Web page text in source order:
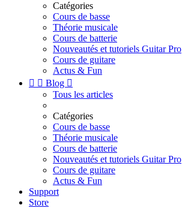
Catégories
Cours de basse
Théorie musicale
Cours de batterie
Nouveautés et tutoriels Guitar Pro
Cours de guitare
Actus & Fun
  Blog 
Tous les articles
Catégories
Cours de basse
Théorie musicale
Cours de batterie
Nouveautés et tutoriels Guitar Pro
Cours de guitare
Actus & Fun
Support
Store